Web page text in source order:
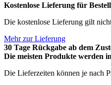
Kostenlose Lieferung für
Die kostenlose Lieferung gilt
Mehr zur Lieferung
30 Tage Rückgabe ab dem
Die meisten Produkte werden
Die Lieferzeiten können je nach